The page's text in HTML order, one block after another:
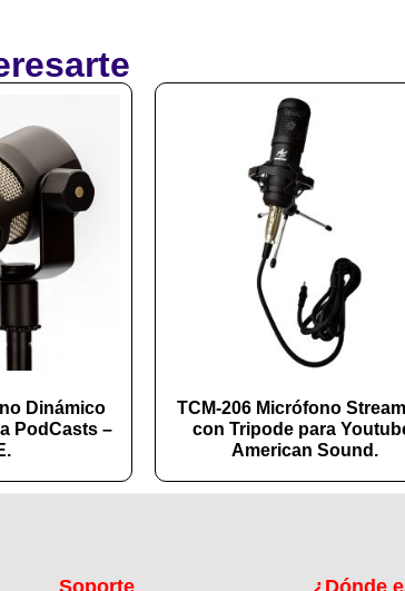
Dinámico
PodCasts –
TCM-206 Micrófono
con Tripode para
American Sound.